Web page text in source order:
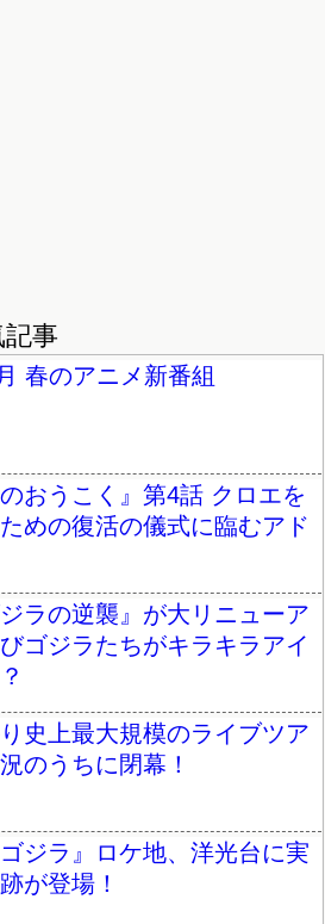
事
春のアニメ新番組
のおうこく』第4話 クロエを
めの復活の儀式に臨むアド
ジラの逆襲』が大リニューア
ゴジラたちがキラキラアイ
史上最大規模のライブツア
のうちに閉幕！
ゴジラ』ロケ地、洋光台に実
が登場！